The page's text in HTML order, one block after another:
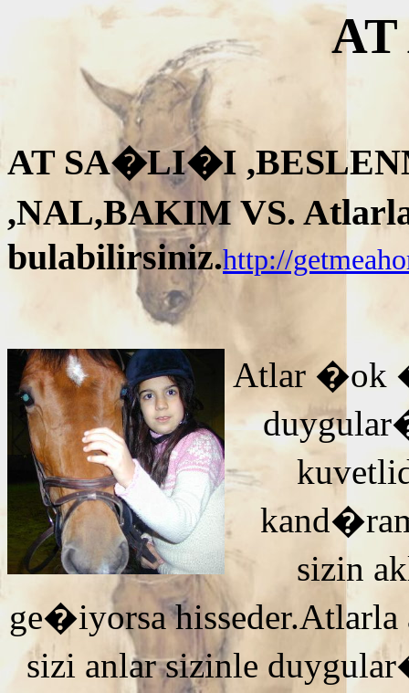
AT SA�LI�I
,NAL,BAKIM VS.
bulabilirsiniz.http://
Atlar �ok
sizin
ge�iyorsa
sizi anlar sizinle